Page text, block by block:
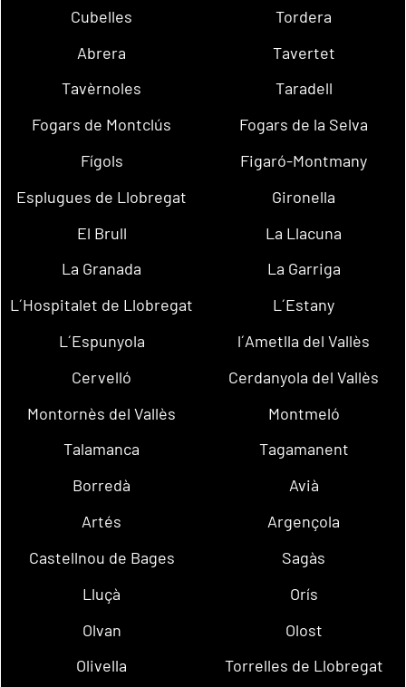
Cubelles
Tordera
Abrera
Tavertet
Tavèrnoles
Taradell
Fogars de Montclús
Fogars de la Selva
Fígols
Figaró-Montmany
Esplugues de Llobregat
Gironella
El Brull
La Llacuna
La Granada
La Garriga
L´Hospitalet de Llobregat
L´Estany
L´Espunyola
l´Ametlla del Vallès
Cervelló
Cerdanyola del Vallès
Montornès del Vallès
Montmeló
Talamanca
Tagamanent
Borredà
Avià
Artés
Argençola
Castellnou de Bages
Sagàs
Lluçà
Orís
Olvan
Olost
Olivella
Torrelles de Llobregat